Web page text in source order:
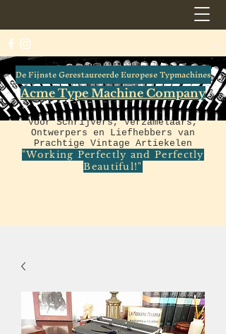
De Fijnste Gerestaureerde Europese Typmachines
Acme Type Machine Company
Voor Schrijvers, Verzamelaars,
Ontwerpers en Liefhebbers van
Prachtige Vintage Artiekelen
"Working Perfectly and Perfectly
Beautiful!"